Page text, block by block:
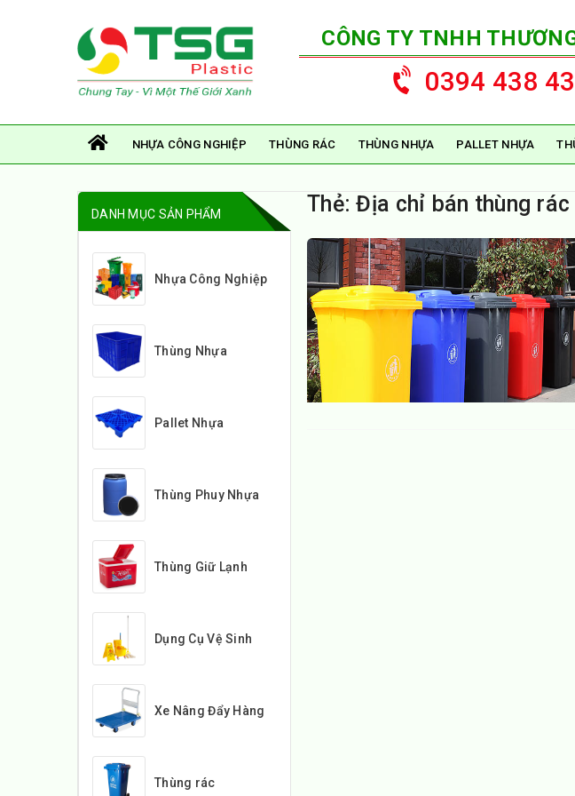
CÔNG TY TNHH
0394 438
NHỰA CÔNG NGHIỆP THÙNG RÁC THÙNG NHỰA PALLET NHỰA
Thẻ:Địa chỉ bán thùng rác
DANH MỤC SẢN PHẨM
Nhựa Công Nghiệp
Thùng Nhựa
Pallet Nhựa
Thùng Phuy Nhựa
Thùng Giữ Lạnh
Dụng Cụ Vệ Sinh
Xe Nâng Đẩy Hàng
Thùng rác